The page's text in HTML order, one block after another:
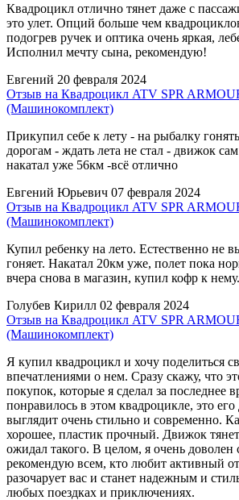
Квадроцикл отлично тянет даже с
это улет. Опций больше чем
подогрев ручек и оптика очень яркая,
Исполнил мечту сына, рекомендую!
Евгений 20 февраля 2024
Отзыв на Квадроцикл ATV SPR
(Машинокомплект)
Прикупил себе к лету - на рыбалку
дорогам - ждать лета не стал - движок
накатал уже 56км -всё отлично
Евгений Юрьевич 07 февраля 2024
Отзыв на Квадроцикл ATV SPR
(Машинокомплект)
Купил ребенку на лето. Естественно не
гоняет. Накатал 20км уже, полет пока
вчера снова в магазин, купил кофр к
Голубев Кирилл 02 февраля 2024
Отзыв на Квадроцикл ATV SPR
(Машинокомплект)
Я купил квадроцикл и хочу поделиться
впечатлениями о нем. Сразу скажу, что
покупок, которые я сделал за последнее
понравилось в этом квадроцикле, это
выглядит очень стильно и современно.
хорошее, пластик прочный. Движок
ожидал такого. В целом, я очень доволен
рекомендую всем, кто любит активный
разочарует вас и станет надежным и
любых поездках и приключениях.